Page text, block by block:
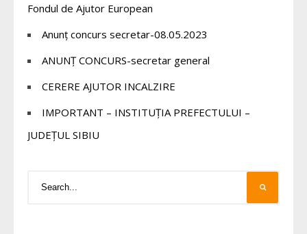
Fondul de Ajutor European
Anunț concurs secretar-08.05.2023
ANUNȚ CONCURS-secretar general
CERERE AJUTOR INCALZIRE
IMPORTANT – INSTITUȚIA PREFECTULUI –
JUDEȚUL SIBIU